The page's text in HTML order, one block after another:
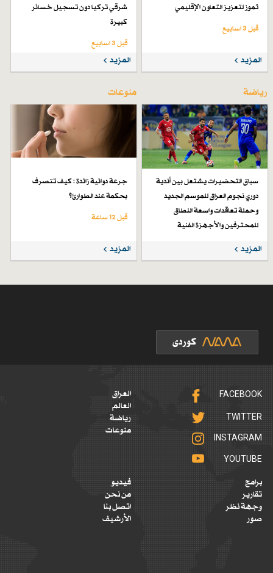
تموز لتعزيز التعاون الإقليمي
قبل 3 اسابیع
المزيد
شرقي تركيا دون تسجيل خسائر
كبيرة
قبل 3 اسابیع
المزيد
رياضة
سباق التحضيرات يشتعل بين أندية
دوري نجوم العراق للموسم الجديد
وحملة تعاقدات واسعة النطاق
للمحترفين والأجهزة الفنية
قبل 4 أيام
المزيد
منوعات
جرعة دوائية زائدة : كيف تتصرف
بحكمة عند الطوارئ؟
قبل 12 ساعة
المزيد
FACEBOOK
TWITTER
INSTAGRAM
YOUTUBE
العراق
العالم
رياضة
منوعات
برامج
تقارير
وجهة نظر
صور
فيديو
من نحن
اتصل بنا
الأرشيف